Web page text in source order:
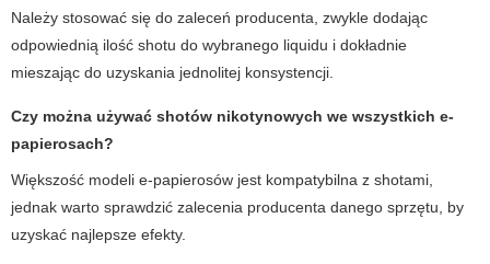
Należy stosować się do zaleceń producenta, zwykle dodając
odpowiednią ilość shotu do wybranego liquidu i dokładnie
mieszając do uzyskania jednolitej konsystencji.
Czy można używać shotów nikotynowych we wszystkich e-
papierosach?
Większość modeli e-papierosów jest kompatybilna z shotami,
jednak warto sprawdzić zalecenia producenta danego sprzętu, by
uzyskać najlepsze efekty.